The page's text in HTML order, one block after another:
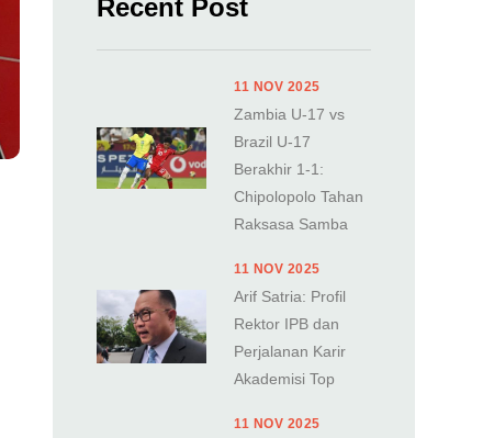
Recent Post
11 NOV 2025
Zambia U-17 vs
Brazil U-17
Berakhir 1-1:
Chipolopolo Tahan
Raksasa Samba
11 NOV 2025
Arif Satria: Profil
Rektor IPB dan
Perjalanan Karir
Akademisi Top
11 NOV 2025